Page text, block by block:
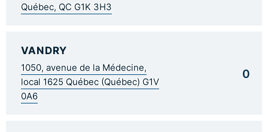
Québec, QC G1K 3H3
VANDRY
1050, avenue de la Médecine,
local 1625 Québec (Québec) G1V
0A6
0